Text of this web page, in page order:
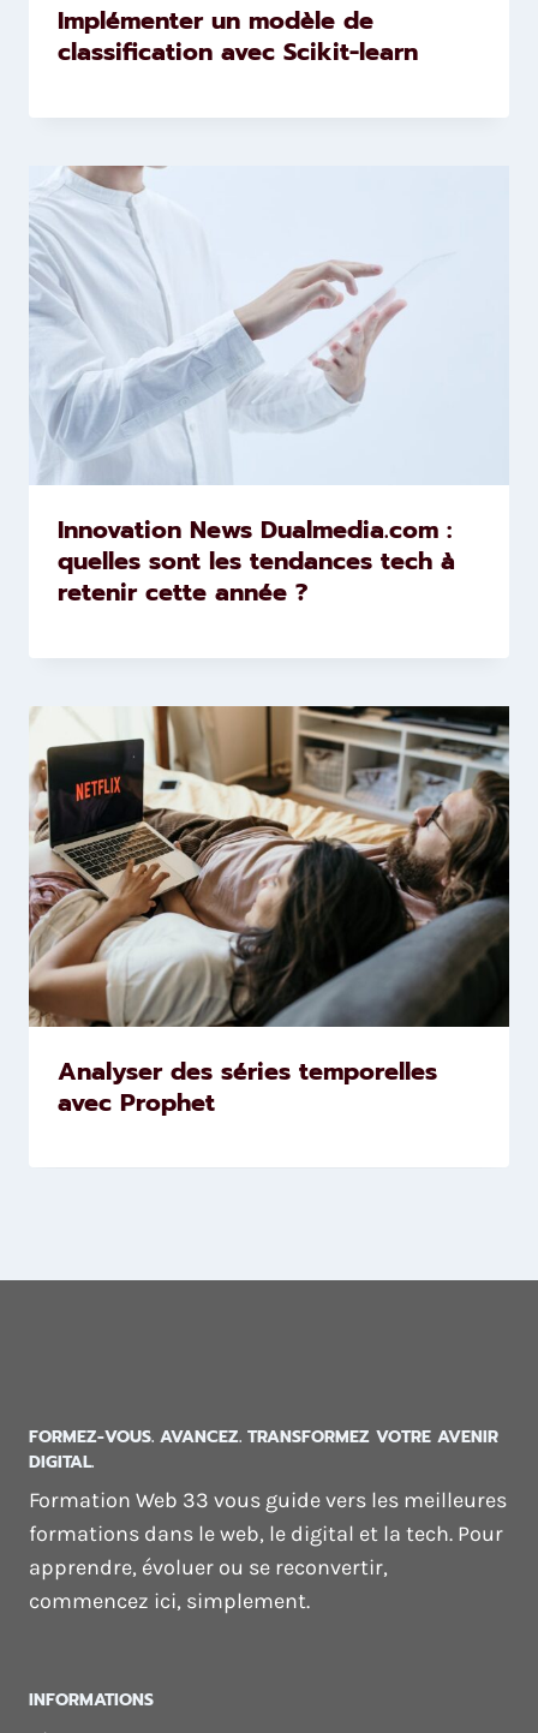
Implémenter un modèle de
classification avec Scikit-learn
Innovation News Dualmedia.com :
quelles sont les tendances tech à
retenir cette année ?
Analyser des séries temporelles
avec Prophet
FORMEZ-VOUS. AVANCEZ. TRANSFORMEZ VOTRE AVENIR
DIGITAL.
Formation Web 33 vous guide vers les meilleures
formations dans le web, le digital et la tech. Pour
apprendre, évoluer ou se reconvertir,
commencez ici, simplement.
INFORMATIONS